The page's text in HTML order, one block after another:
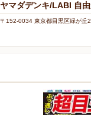
ヤマダデンキ/LABI 自
〒152-0034 東京都目黒区緑が丘